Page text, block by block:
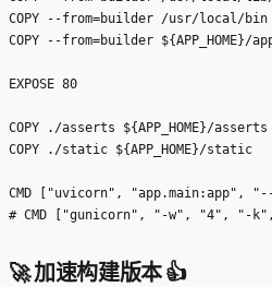
COPY --from=builder /usr/local/
COPY --from=builder ${APP_HOME}/
EXPOSE 80
COPY ./asserts ${APP_HOME}/asserts
COPY ./static ${APP_HOME}/static
CMD ["uvicorn",
🚀 加速构建版本 👍